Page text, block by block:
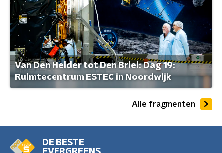
Van Den Helder tot Den Briel: Dag 19:
Ruimtecentrum ESTEC in Noordwijk
Alle fragmenten
DE BESTE